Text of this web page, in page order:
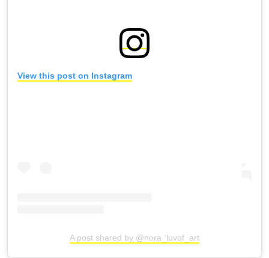
View this post on Instagram
A post shared by @nora_luvof_art